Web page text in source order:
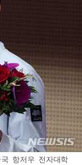
항저우 전자대학